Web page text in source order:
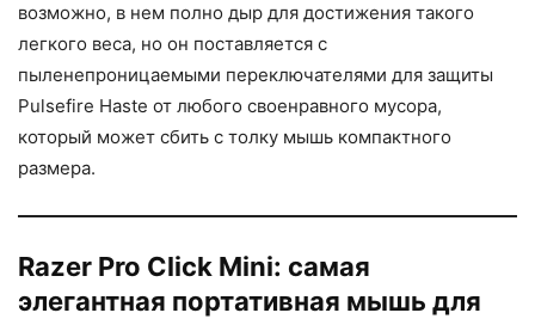
возможно, в нем полно дыр для достижения такого
легкого веса, но он поставляется с
пыленепроницаемыми переключателями для защиты
Pulsefire Haste от любого своенравного мусора,
который может сбить с толку мышь компактного
размера.
Razer Pro Click Mini: самая
элегантная портативная мышь для